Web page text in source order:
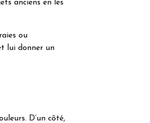
anciens en les
ou
lui donner un
D’un côté,